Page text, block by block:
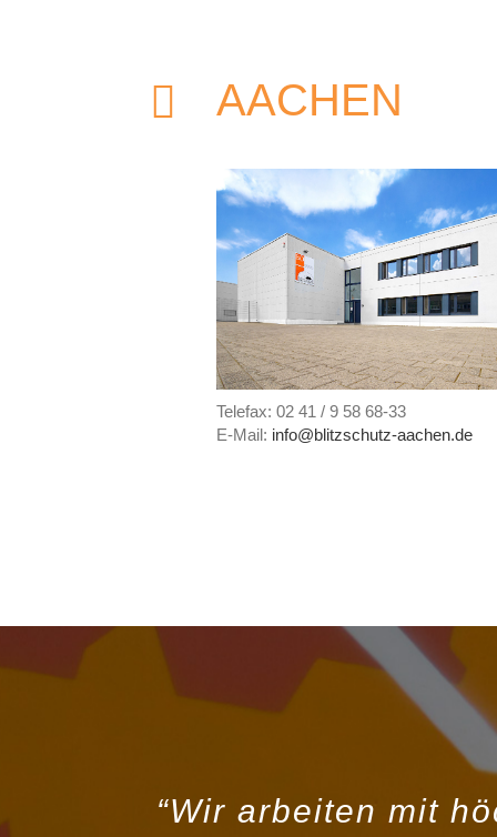
AACHEN
Telefax: 02 41 / 9 58 68-33
E-Mail: info@blitzschutz-aachen.de
“Wir arbeiten mit